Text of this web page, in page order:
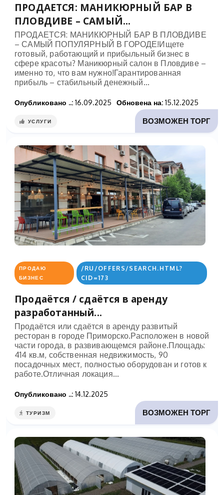
ПРОДАЕТСЯ: МАНИКЮРНЫЙ БАР В
ПЛОВДИВЕ – САМЫЙ...
ПРОДАЕТСЯ: МАНИКЮРНЫЙ БАР В ПЛОВДИВЕ
– САМЫЙ ПОПУЛЯРНЫЙ В ГОРОДЕ!Ищете
готовый, работающий и прибыльный бизнес в
сфере красоты? Маникюрный салон в Пловдиве –
именно то, что вам нужно!Гарантированная
прибыль – стабильный денежный...
Опубликовано ..: 16.09.2025 Обновена на: 15.12.2025
ВОЗМОЖЕН ТОРГ
УСЛУГИ
ПРОДАЮ
БИЗНЕС
/RU/OFFERS/SEARCH.HTML?
CID=173
Продаётся / сдаётся в аренду
разработанный...
Продаётся или сдаётся в аренду развитый
ресторан в городе Приморско.Расположен в новой
части города, в развивающемся районе.Площадь:
414 кв.м, собственная недвижимость, 90
посадочных мест, полностью оборудован и готов к
работе.Отличная локация...
Опубликовано ..: 14.12.2025
ВОЗМОЖЕН ТОРГ
ТУРИЗМ